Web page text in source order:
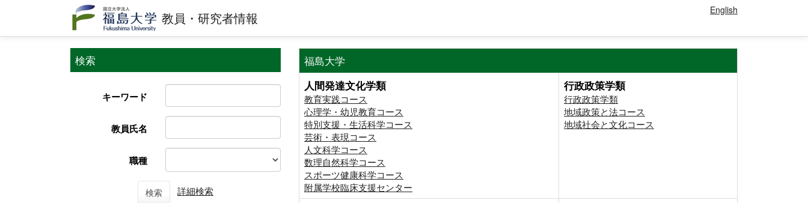
教員・研究者情報 English
検索
キーワード
教員氏名
職種
検索
詳細検索
福島大学
人間発達文化学類
教育実践コース
心理学・幼児教育コース
特別支援・生活科学コース
芸術・表現コース
人文科学コース
数理自然科学コース
スポーツ健康科学コース
附属学校臨床支援センター
行政政策学類
行政政策学類
地域政策と法コース
地域社会と文化コース